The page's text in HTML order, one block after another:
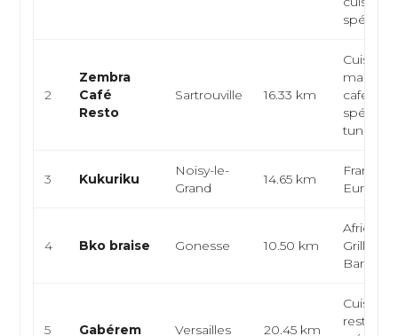
2
Zembra
Café
Resto
Sartrouville 16.33 km
Cuisine
café-
tunisi...
3 Kukuriku
Noisy-le-
Grand
14.65 km
4 Bko braise Gonesse 10.50 km
Africain,
Grillades,
5 Gabérem Versailles 20.45 km
Cuisine